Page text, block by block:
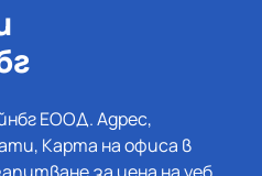
ЕООД. Адрес,
Карта на офиса в